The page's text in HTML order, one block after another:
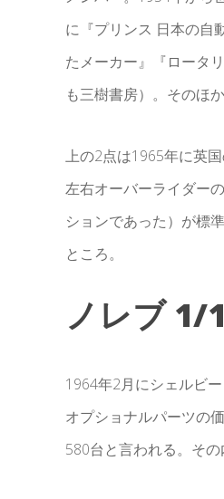
に『プリンス 日本の自
たメーカー』『ロータ
も三樹書房）。そのほ
上の2点は1965年に英
左右オーバーライダー
ションであった）が標
ところ。
ノレブ 1/
1964年2月にシェルビ
オプショナルパーツの
580台と言われる。その